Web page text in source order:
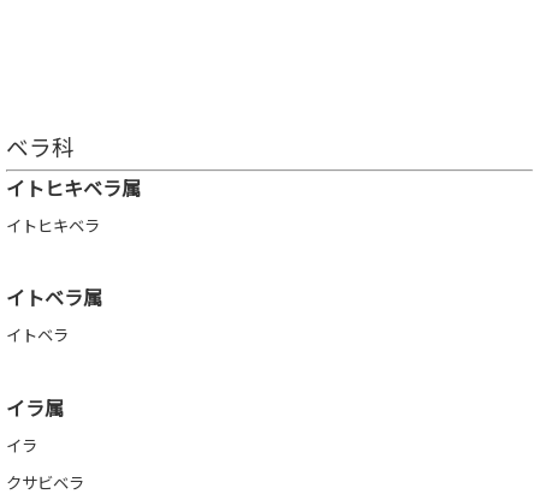
ベラ科
イトヒキベラ属
イトヒキベラ
イトベラ属
イトベラ
イラ属
イラ
クサビベラ